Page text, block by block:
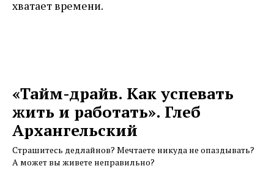
хватает времени.
«Тайм-драйв. Как успевать
жить и работать». Глеб
Архангельский
Страшитесь дедлайнов? Мечтаете никуда не опаздывать?
А может вы живете неправильно?